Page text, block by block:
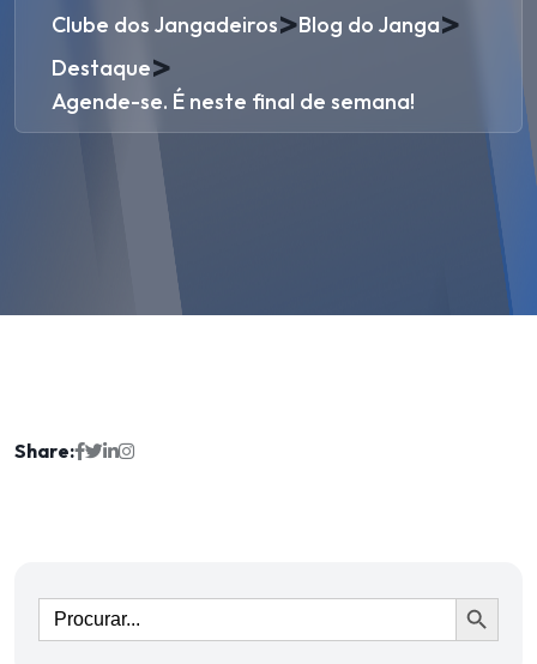
Clube dos Jangadeiros>Blog do Janga>
Destaque>
Agende-se. É neste final de semana!
Share:
Ir